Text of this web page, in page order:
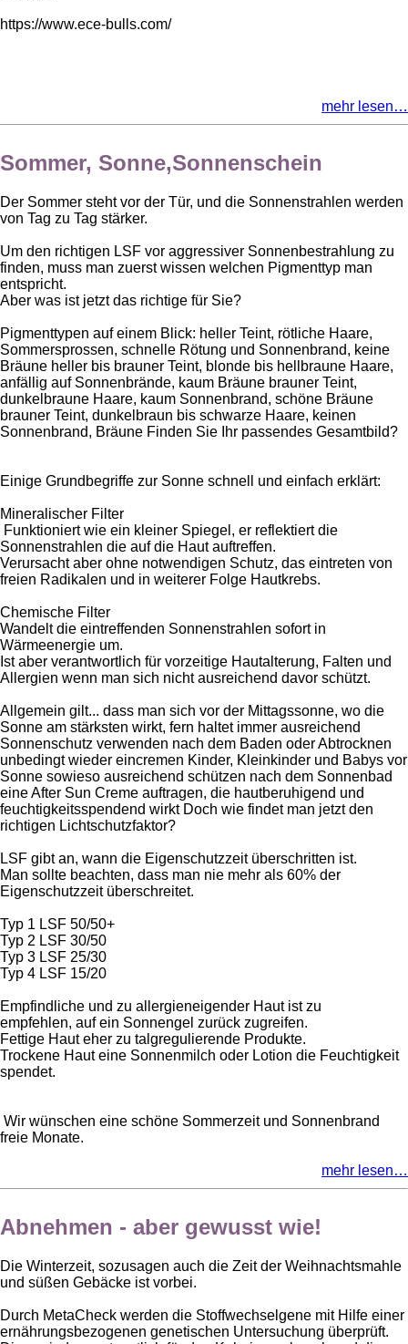
https://www.ece-bulls.com/
mehr lesen…
Sommer, Sonne,Sonnenschein
Der Sommer steht vor der Tür, und die Sonnenstrahlen werden
von Tag zu Tag stärker.
Um den richtigen LSF vor aggressiver Sonnenbestrahlung zu
finden, muss man zuerst wissen welchen Pigmenttyp man
entspricht.
Aber was ist jetzt das richtige für Sie?
Pigmenttypen auf einem Blick: heller Teint, rötliche Haare,
Sommersprossen, schnelle Rötung und Sonnenbrand, keine
Bräune heller bis brauner Teint, blonde bis hellbraune Haare,
anfällig auf Sonnenbrände, kaum Bräune brauner Teint,
dunkelbraune Haare, kaum Sonnenbrand, schöne Bräune
brauner Teint, dunkelbraun bis schwarze Haare, keinen
Sonnenbrand, Bräune Finden Sie Ihr passendes Gesamtbild?
Einige Grundbegriffe zur Sonne schnell und einfach erklärt:
Mineralischer Filter
Funktioniert wie ein kleiner Spiegel, er reflektiert die
Sonnenstrahlen die auf die Haut auftreffen.
Verursacht aber ohne notwendigen Schutz, das eintreten von
freien Radikalen und in weiterer Folge Hautkrebs.
Chemische Filter
Wandelt die eintreffenden Sonnenstrahlen sofort in
Wärmeenergie um.
Ist aber verantwortlich für vorzeitige Hautalterung, Falten und
Allergien wenn man sich nicht ausreichend davor schützt.
Allgemein gilt... dass man sich vor der Mittagssonne, wo die
Sonne am stärksten wirkt, fern haltet immer ausreichend
Sonnenschutz verwenden nach dem Baden oder Abtrocknen
unbedingt wieder eincremen Kinder, Kleinkinder und Babys vor
Sonne sowieso ausreichend schützen nach dem Sonnenbad
eine After Sun Creme auftragen, die hautberuhigend und
feuchtigkeitsspendend wirkt Doch wie findet man jetzt den
richtigen Lichtschutzfaktor?
LSF gibt an, wann die Eigenschutzzeit überschritten ist.
Man sollte beachten, dass man nie mehr als 60% der
Eigenschutzzeit überschreitet.
Typ 1 LSF 50/50+
Typ 2 LSF 30/50
Typ 3 LSF 25/30
Typ 4 LSF 15/20
Empfindliche und zu allergieneigender Haut ist zu
empfehlen, auf ein Sonnengel zurück zugreifen.
Fettige Haut eher zu talgregulierende Produkte.
Trockene Haut eine Sonnenmilch oder Lotion die Feuchtigkeit
spendet.
Wir wünschen eine schöne Sommerzeit und Sonnenbrand
freie Monate.
mehr lesen…
Abnehmen - aber gewusst wie!
Die Winterzeit, sozusagen auch die Zeit der Weihnachtsmahle
und süßen Gebäcke ist vorbei.
Durch MetaCheck werden die Stoffwechselgene mit Hilfe einer
ernährungsbezogenen genetischen Untersuchung überprüft.